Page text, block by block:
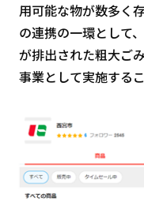
用可能な物が数多く
の連携の一環として
が排出された粗大ご
事業として実施する